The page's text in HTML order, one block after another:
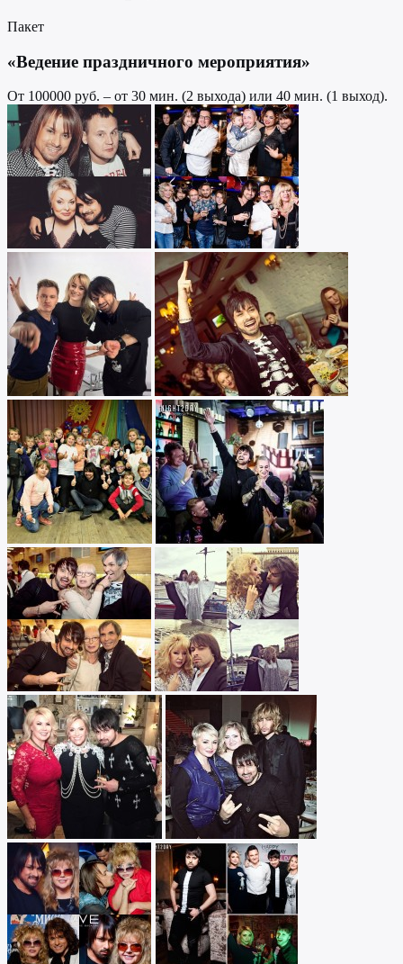
Пакет
«Ведение праздничного мероприятия»
От 100000 руб. – от 30 мин. (2 выхода) или 40 мин. (1 выход).